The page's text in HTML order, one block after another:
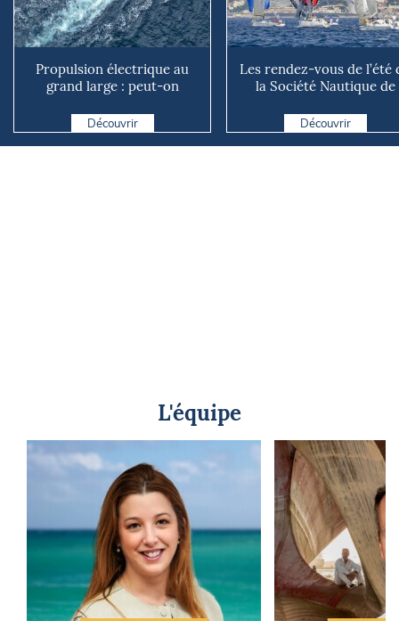
Propulsion électrique au
grand large : peut-on
Découvrir
Les rendez-vous de l’été
la Société Nautique de
Découvrir
L'équipe